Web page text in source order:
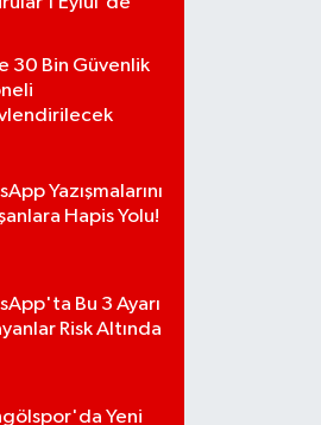
30 Bin Güvenlik
Yazışmalarını
Hapis Yolu!
Bu 3 Ayarı
Risk Altında
Yeni